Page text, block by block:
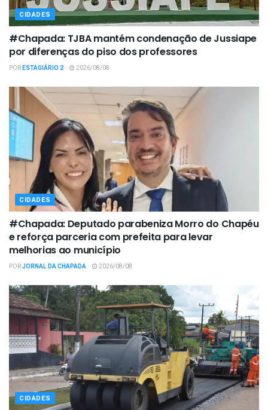
CIDADES
#Chapada: TJBA mantém condenação de Jussiape
por diferenças do piso dos professores
PORESTAGIÁRIO 2 2026/08/08
CIDADES
#Chapada: Deputado parabeniza Morro do Chapéu
e reforça parceria com prefeita para levar
melhorias ao município
PORJORNAL DA CHAPADA 2026/08/08
CIDADES